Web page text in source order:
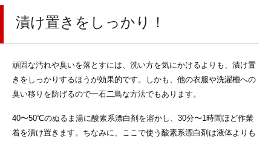
漬け置きをしっかり！
頑固な汚れや臭いを落とすには、洗い方を気にかけるよりも、漬け置
きをしっかりするほうが効果的です。しかも、他の衣服や洗濯槽への
臭い移りを防げるので一石二鳥な方法でもあります。
40〜50℃のぬるま湯に酸素系漂白剤を溶かし、30分〜1時間ほど作業
着を漬け置きます。ちなみに、ここで使う酸素系漂白剤は液体よりも